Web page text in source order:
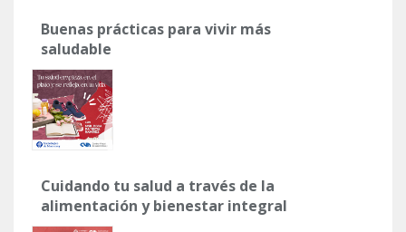
Buenas prácticas para vivir más
saludable
Cuidando tu salud a través de la
alimentación y bienestar integral